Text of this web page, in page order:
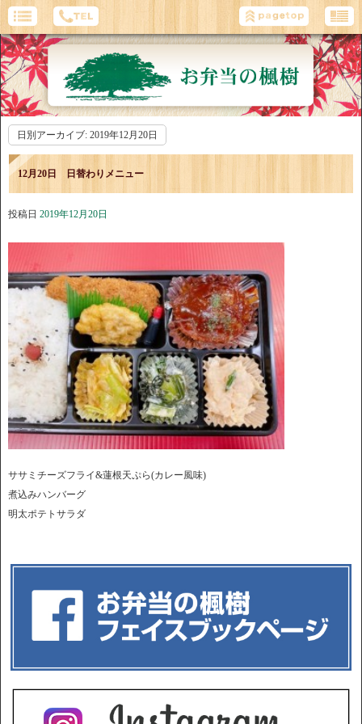
日別アーカイブ: 2019年12月20日
12月20日 日替わりメニュー
投稿日 2019年12月20日
ササミチーズフライ&蓮根天ぷら(カレー風味)
煮込みハンバーグ
明太ポテトサラダ